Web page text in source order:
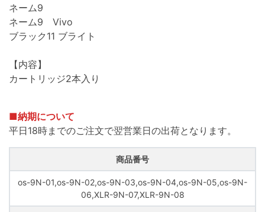
ネーム9
ネーム9 Vivo
ブラック11 ブライト
【内容】
カートリッジ2本入り
■納期について
平日18時までのご注文で翌営業日の出荷となります。
商品番号
os-9N-01,os-9N-02,os-9N-03,os-9N-04,os-9N-05,os-9N-
06,XLR-9N-07,XLR-9N-08